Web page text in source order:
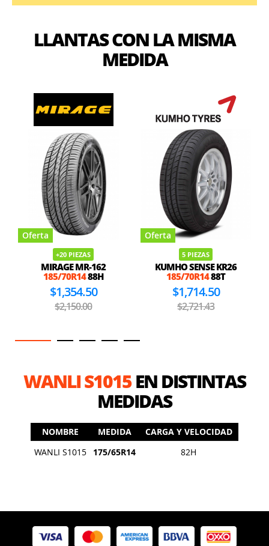
LLANTAS CON LA MISMA
MEDIDA
Oferta
+20 PIEZAS
MIRAGE MR-162
185/70R1488H
$1,354.50
$2,150.00
Oferta
5 PIEZAS
KUMHO SENSE KR26
185/70R1488T
$1,714.50
$2,721.43
WANLI S1015EN DISTINTAS
MEDIDAS
NOMBRE MEDIDA
CARGA Y VELOCIDAD
WANLI S1015
175/65R14 82H